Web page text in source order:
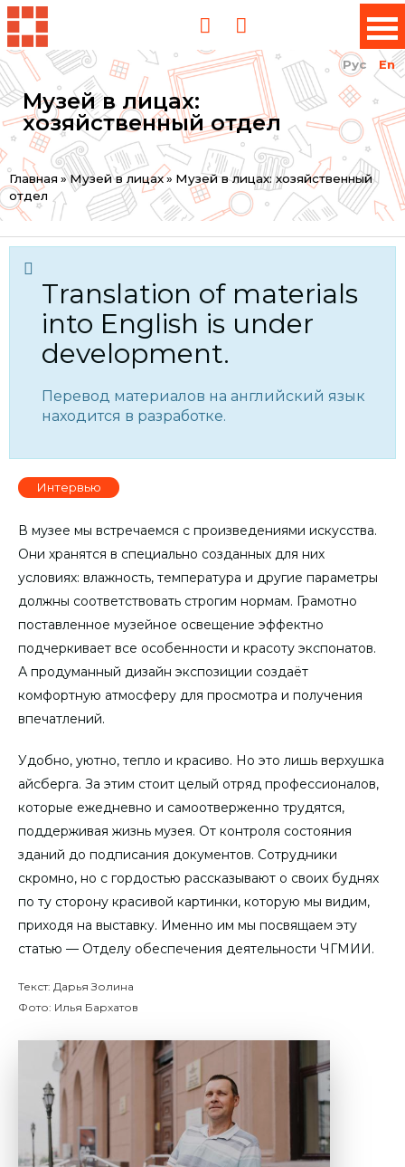
Рус En
Музей в лицах:
хозяйственный отдел
You
are
here
Главная »Музей в лицах» Музей в лицах: хозяйственный
отдел
Translation of materials
into English is under
development.
Перевод материалов на английский язык
находится в разработке.
Интервью
В музее мы встречаемся с произведениями искусства.
Они хранятся в специально созданных для них
условиях: влажность, температура и другие параметры
должны соответствовать строгим нормам. Грамотно
поставленное музейное освещение эффектно
подчеркивает все особенности и красоту экспонатов.
А продуманный дизайн экспозиции создаёт
комфортную атмосферу для просмотра и получения
впечатлений.
Удобно, уютно, тепло и красиво. Но это лишь верхушка
айсберга. За этим стоит целый отряд профессионалов,
которые ежедневно и самоотверженно трудятся,
поддерживая жизнь музея. От контроля состояния
зданий до подписания документов. Сотрудники
скромно, но с гордостью рассказывают о своих буднях
по ту сторону красивой картинки, которую мы видим,
приходя на выставку. Именно им мы посвящаем эту
статью — Отделу обеспечения деятельности ЧГМИИ.
Текст: Дарья Золина
Фото: Илья Бархатов